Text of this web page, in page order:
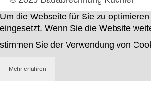
Um die Webseite für Sie zu
eingesetzt. Wenn Sie die Website
stimmen Sie der Verwendung von
Mehr erfahren